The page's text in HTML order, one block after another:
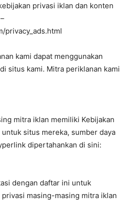
privasi iklan dan konten
privacy_ads.html
kami dapat menggunakan
situs kami. Mitra periklanan kami
mitra iklan memiliki Kebijakan
situs mereka, sumber daya
dipertahankan di sini:
dengan daftar ini untuk
masing-masing mitra iklan